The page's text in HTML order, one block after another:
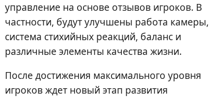
управление на основе отзывов игроков. В
частности, будут улучшены работа камеры,
система стихийных реакций, баланс и
различные элементы качества жизни.
После достижения максимального уровня
игроков ждет новый этап развития